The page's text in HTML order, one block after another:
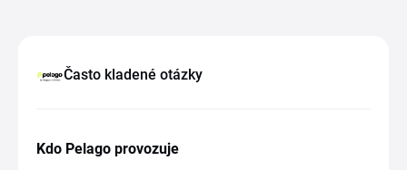
Často kladené otázky
Kdo Pelago provozuje